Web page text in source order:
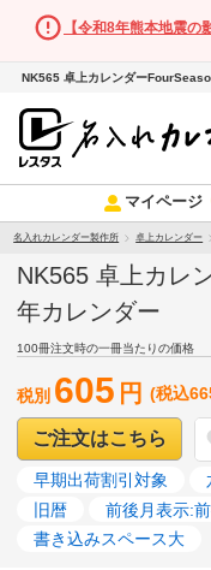
【令和8年熊本地震の
NK565 卓上カレンダー
マイページ
名入れカレンダー製作所 卓上カレンダー
NK565 卓上カレ
年カレンダー
100冊注文時の一冊当たりの価格
税別 605 円 (税込
ご注文はこちら
早期出荷割引対象
旧暦
前後月表示:
書き込みスペース大